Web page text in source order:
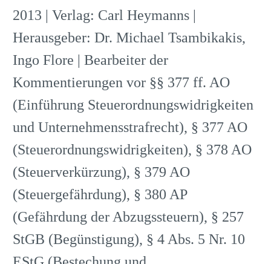
2013 | Verlag: Carl Heymanns |
Herausgeber: Dr. Michael Tsambikakis,
Ingo Flore | Bearbeiter der
Kommentierungen vor §§ 377 ff. AO
(Einführung Steuerordnungswidrigkeiten
und Unternehmensstrafrecht), § 377 AO
(Steuerordnungswidrigkeiten), § 378 AO
(Steuerverkürzung), § 379 AO
(Steuergefährdung), § 380 AP
(Gefährdung der Abzugssteuern), § 257
StGB (Begünstigung), § 4 Abs. 5 Nr. 10